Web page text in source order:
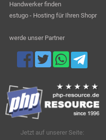
Handwerker finden
estugo - Hosting für Ihren Shopr
werde unser Partner
Jetzt auf unserer Seite: